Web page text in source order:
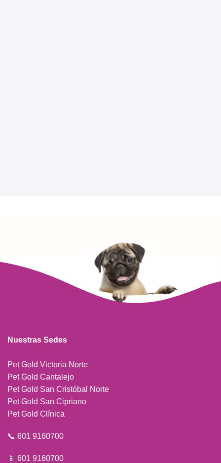
Nuestras Sedes
Pet Gold Victoria Norte
Pet Gold Cantalejo
Pet Gold San Cristóbal Norte
Pet Gold San Cipriano
Pet Gold Clínica
📞 601 9160700
📱 601 9160700